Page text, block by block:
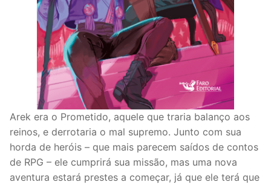
Arek era o Prometido, aquele que traria balanço aos
reinos, e derrotaria o mal supremo. Junto com sua
horda de heróis – que mais parecem saídos de contos
de RPG – ele cumprirá sua missão, mas uma nova
aventura estará prestes a começar, já que ele terá que